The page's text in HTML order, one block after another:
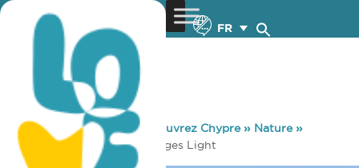
FR
You are here: Home »Découvrez Chypre» Nature»
Cyclisme» Traditional Villages Light